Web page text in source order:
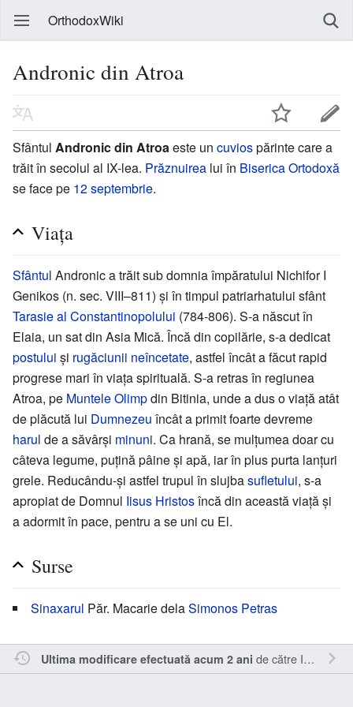
OrthodoxWiki
Andronic din Atroa
Sfântul Andronic din Atroa este un cuviospărinte care a
trăit în secolul al IX-lea. Prăznuirea lui în Biserica Ortodoxă
se face pe 12 septembrie.
Viața
Sfântul Andronic a trăit sub domnia împăratului Nichifor I
Genikos (n. sec. VIII–811) și în timpul patriarhatului sfânt
Tarasie al Constantinopolului (784-806). S-a născut în
Elaia, un sat din Asia Mică. Încă din copilărie, s-a dedicat
postului și rugăciunii neîncetate, astfel încât a făcut rapid
progrese mari în viața spirituală. S-a retras în regiunea
Atroa, pe Muntele Olimpdin Bitinia, unde a dus o viață atât
de plăcută lui Dumnezeu încât a primit foarte devreme
harul de a săvârși minuni. Ca hrană, se mulțumea doar cu
câteva legume, puțină pâine și apă, iar în plus purta lanțuri
grele. Reducându-și astfel trupul în slujbasufletului, s-a
apropiat de Domnul Iisus Hristosîncă din această viață și
a adormit în pace, pentru a se uni cu El.
Surse
Sinaxarul Păr. Macarie delaSimonos Petras
Ultima modificare efectuată acum 2 ani de către Inistea .